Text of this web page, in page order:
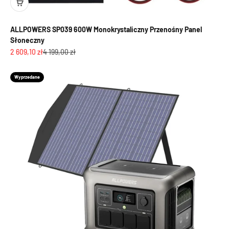
ALLPOWERS SP039 600W Monokrystaliczny Przenośny Panel
Słoneczny
Cena promocyjna
2 609,10 złCena regularna
4 199,00 zł
Wyprzedane